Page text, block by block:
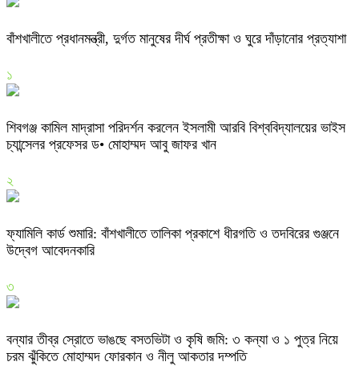
বাঁশখালীতে প্রধানমন্ত্রী, দুর্গত মানুষের দীর্ঘ প্রতীক্ষা ও ঘুরে দাঁড়ানোর প্রত্যাশা
১
শিবগঞ্জ কামিল মাদ্রাসা পরিদর্শন করলেন ইসলামী আরবি বিশ্ববিদ্যালয়ের ভাইস
চ্যান্সেলর প্রফেসর ড• মোহাম্মদ আবু জাফর খান
২
ফ্যামিলি কার্ড শুমারি: বাঁশখালীতে তালিকা প্রকাশে ধীরগতি ও তদবিরের গুঞ্জনে
উদ্বেগ আবেদনকারি
৩
বন্যার তীব্র স্রোতে ভাঙছে বসতভিটা ও কৃষি জমি: ৩ কন্যা ও ১ পুত্র নিয়ে
চরম ঝুঁকিতে মোহাম্মদ ফোরকান ও নীলু আকতার দম্পতি